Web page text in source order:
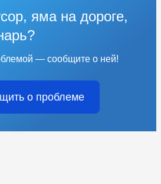
яма на дороге,
— сообщите о ней!
о проблеме